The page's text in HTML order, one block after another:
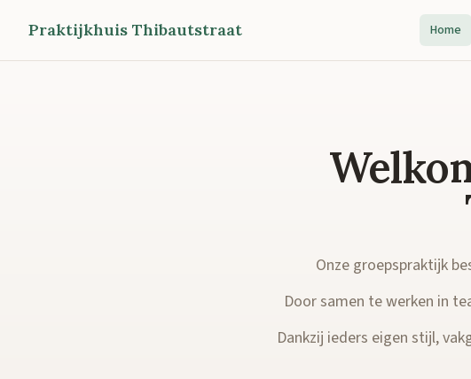
Praktijkhuis Thibautstraat Home
Onze groepspraktijk
Door samen te werken in
Dankzij ieders eigen stijl,